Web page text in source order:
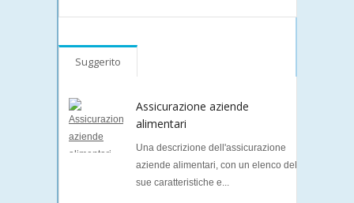
Suggerito
Assicurazione aziende
alimentari
Una descrizione dell'assicurazione
aziende alimentari, con un elenco delle
sue caratteristiche e...